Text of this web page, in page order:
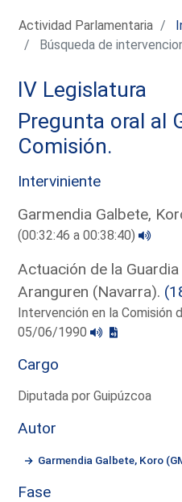
Actividad Parlamentaria
Búsqueda de
IV Legislatura
Pregunta oral al
Comisión.
Interviniente
Garmendia Galbete,
(00:32:46 a 00:38:40)
Actuación de la
Aranguren (Navarra).
Intervención en la Comisión
05/06/1990
Cargo
Diputada por Guipúzcoa
Autor
Garmendia Galbete, Koro
Fase